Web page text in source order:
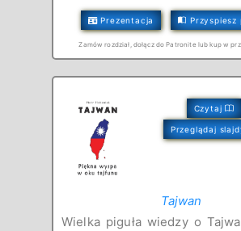
Prezentacja Przyspiesz
Zamów rozdział, dołącz do Patronite lub kup w
Czytaj
Przeglądaj
Tajwan
Wielka piguła wiedzy o